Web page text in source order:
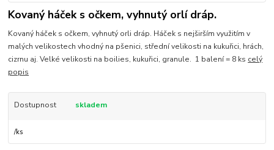
Kovaný háček s očkem, vyhnutý orlí dráp.
Kovaný háček s očkem, vyhnutý orli dráp. Háček s nejširším využitím v
malých velikostech vhodný na pšenici, střední velikosti na kukuřici, hrách,
cizrnu aj. Velké velikosti na boilies, kukuřici, granule. 1 balení = 8 ks celý
popis
Dostupnost skladem
/ks